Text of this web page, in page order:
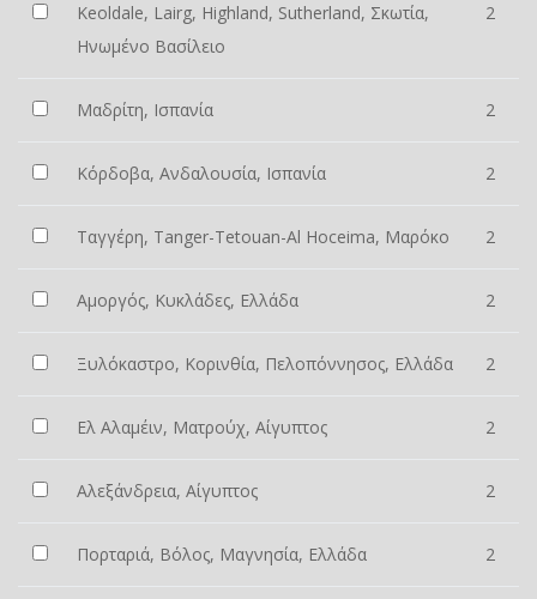
Keoldale, Lairg, Highland, Sutherland, Σκωτία,
Ηνωμένο Βασίλειο
2
Μαδρίτη, Ισπανία 2
Κόρδοβα, Ανδαλουσία, Ισπανία 2
Ταγγέρη, Tanger-Tetouan-Al Hoceima, Μαρόκο 2
Αμοργός, Κυκλάδες, Ελλάδα 2
Ξυλόκαστρο, Κορινθία, Πελοπόννησος, Ελλάδα 2
Ελ Αλαμέιν, Ματρούχ, Αίγυπτος 2
Αλεξάνδρεια, Αίγυπτος 2
Πορταριά, Βόλος, Μαγνησία, Ελλάδα 2